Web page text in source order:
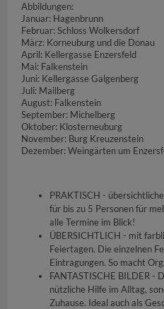
Abbildungen:
Januar: Hagenbrunn
Februar: Schloss Wolkersdorf
März: Korneuburg und die Donau
April: Kellergasse Enzersfeld
Mai: Falkenstein
Juni: Kellergasse Galgenberg
Juli: Mailberg
August: Falkenstein
September: Michelberg
Oktober: Klosterneuburg
November: Burg Kreuzenstein
Dezember: Weingärten um
PRAKTISCH -
für bis zu 5 Personen für
alle Termine im Blick!
ÜBERSICHTLICH - mit
Feiertagen. Die einzelnen
Eintragungen. So macht
FANTASTISCHE BILDER -
nützliche Hilfe im Alltag,
Zuhause. Ideal auch als